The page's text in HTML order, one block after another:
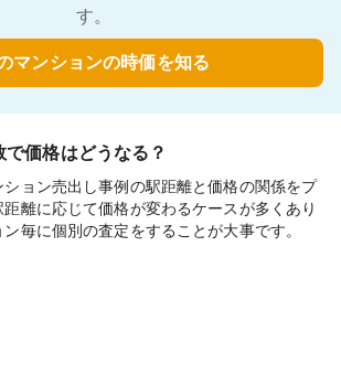
す。
マンションの時価を知る
価格はどうなる？
ョン売出し事例の駅距離と価格の関係をプ
離に応じて価格が変わるケースが多くあり
毎に個別の査定をすることが大事です。